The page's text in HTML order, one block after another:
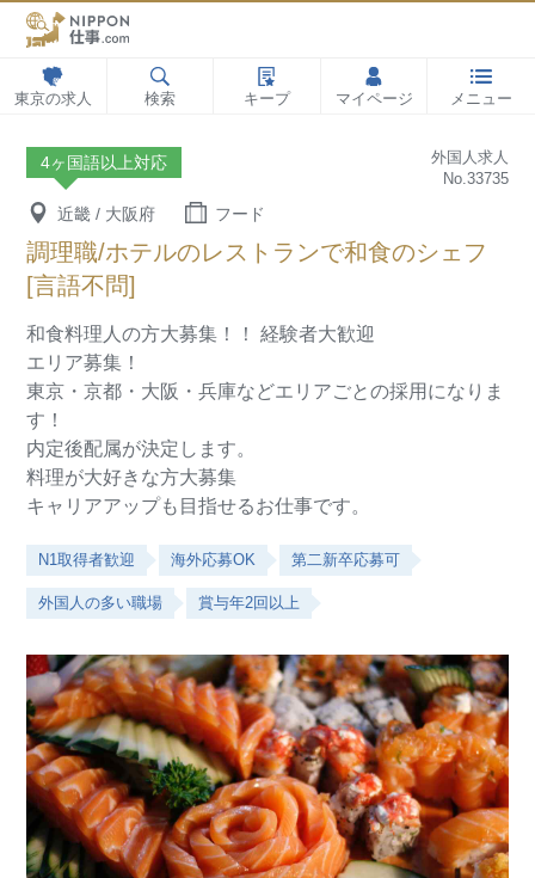
東京の求人 検索 キープ マイページ メニュー
4ヶ国語以上対応
外国人求人
No.33735
近畿 / 大阪府 フード
調理職/ホテルのレストランで和食のシェフ
[言語不問]
和食料理人の方大募集！！
経験者大歓迎
エリア募集！
東京・京都・大阪・兵庫などエリアごとの採用になりま
す！
内定後配属が決定します。
料理が大好きな方大募集
キャリアアップも目指せるお仕事です。
N1取得者歓迎 海外応募OK 第二新卒応募可
外国人の多い職場 賞与年2回以上